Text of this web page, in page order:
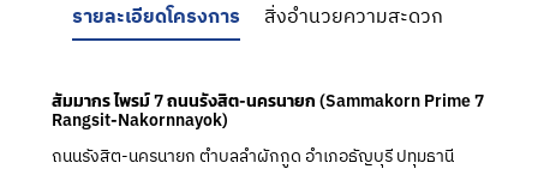
รายละเอียดโครงการ สิ่งอำนวยความสะดวก
สัมมากร ไพรม์ 7 ถนนรังสิต-นครนายก (Sammakorn Prime 7
Rangsit-Nakornnayok)
ถนนรังสิต-นครนายก ตำบลลำผักกูด อำเภอธัญบุรี ปทุมธานี